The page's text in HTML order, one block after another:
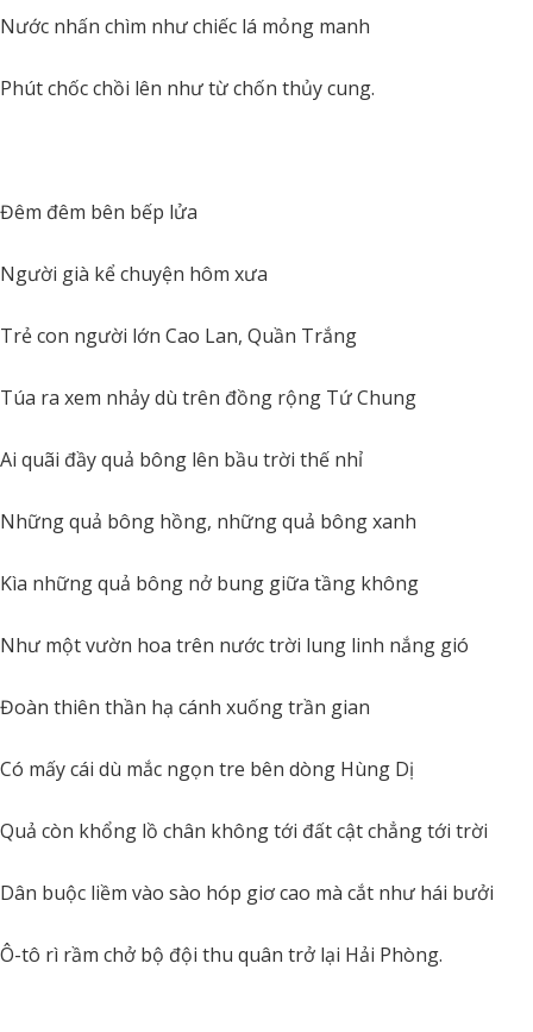
Nước nhấn chìm như chiếc lá mỏng manh
Phút chốc chồi lên như từ chốn thủy cung.
Đêm đêm bên bếp lửa
Người già kể chuyện hôm xưa
Trẻ con người lớn Cao Lan, Quần Trắng
Túa ra xem nhảy dù trên đồng rộng Tứ Chung
Ai quãi đầy quả bông lên bầu trời thế nhỉ
Những quả bông hồng, những quả bông xanh
Kìa những quả bông nở bung giữa tầng không
Như một vườn hoa trên nước trời lung linh nắng gió
Đoàn thiên thần hạ cánh xuống trần gian
Có mấy cái dù mắc ngọn tre bên dòng Hùng Dị
Quả còn khổng lồ chân không tới đất cật chẳng tới trời
Dân buộc liềm vào sào hóp giơ cao mà cắt như hái bưởi
Ô-tô rì rầm chở bộ đội thu quân trở lại Hải Phòng.